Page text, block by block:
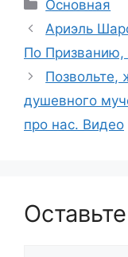
Основная
Ариэль
По
Позвольте,
душевного
про нас. Видео